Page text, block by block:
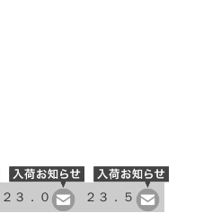
２３．０ｃｍ ２３．５ｃｍ